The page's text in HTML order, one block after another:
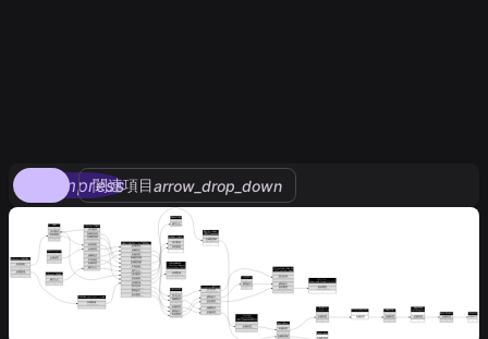
compress
関連項目arrow_drop_down